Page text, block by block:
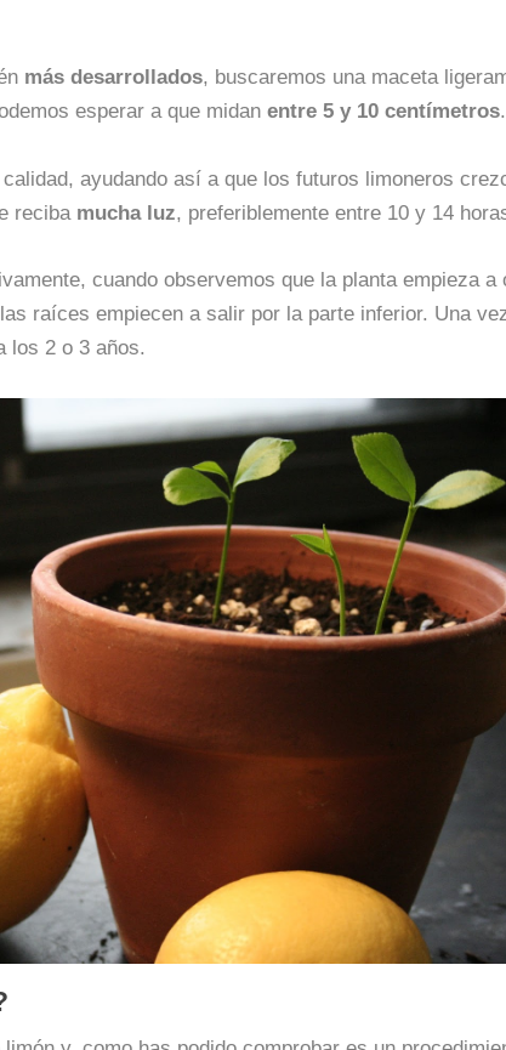
más desarrollados, buscaremos una maceta
esperar a que midan entre 5 y 10 centímetros.
ayudando así a que los futuros limoneros
reciba mucha luz, preferiblemente entre 10 y 14
cuando observemos que la planta empieza a
raíces empiecen a salir por la parte inferior. Una
los 2 o 3 años.